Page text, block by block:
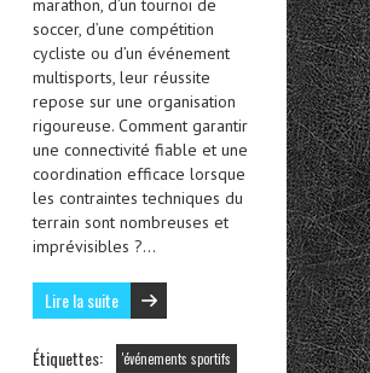
marathon, d’un tournoi de
soccer, d’une compétition
cycliste ou d’un événement
multisports, leur réussite
repose sur une organisation
rigoureuse. Comment garantir
une connectivité fiable et une
coordination efficace lorsque
les contraintes techniques du
terrain sont nombreuses et
imprévisibles ?…
Lire la suite
Étiquettes:
'événements sportifs